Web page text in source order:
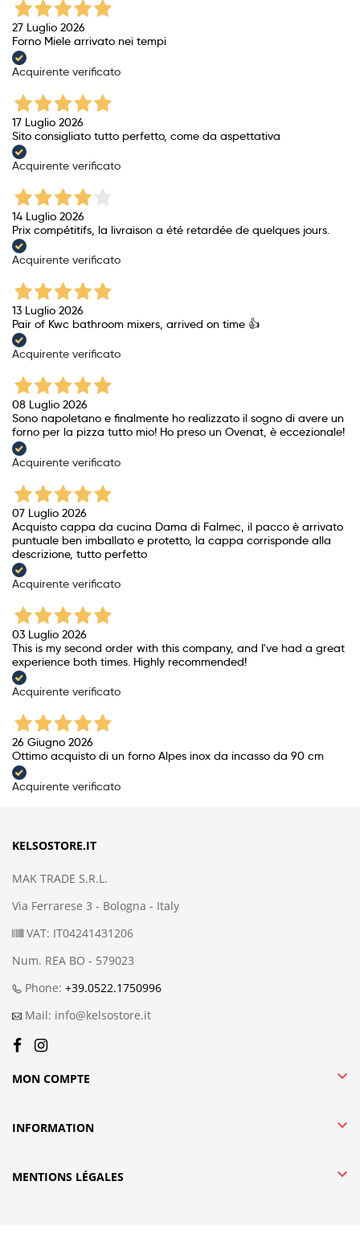
27 Luglio 2026
Forno Miele arrivato nei tempi
Acquirente verificato
17 Luglio 2026
Sito consigliato tutto perfetto, come da aspettativa
Acquirente verificato
14 Luglio 2026
Prix ​​compétitifs, la livraison a été retardée de quelques jours.
Acquirente verificato
13 Luglio 2026
Pair of Kwc bathroom mixers, arrived on time 👍
Acquirente verificato
08 Luglio 2026
Sono napoletano e finalmente ho realizzato il sogno di avere un
forno per la pizza tutto mio! Ho preso un Ovenat, è eccezionale!
Acquirente verificato
07 Luglio 2026
Acquisto cappa da cucina Dama di Falmec, il pacco è arrivato
puntuale ben imballato e protetto, la cappa corrisponde alla
descrizione, tutto perfetto
Acquirente verificato
03 Luglio 2026
This is my second order with this company, and I've had a great
experience both times. Highly recommended!
Acquirente verificato
26 Giugno 2026
Ottimo acquisto di un forno Alpes inox da incasso da 90 cm
Acquirente verificato
KELSOSTORE.IT
MAK TRADE S.R.L.
Via Ferrarese 3 - Bologna - Italy
VAT: IT04241431206
Num. REA BO - 579023
Phone: +39.0522.1750996
Mail: info@kelsostore.it
MON COMPTE 
INFORMATION 
MENTIONS LÉGALES 